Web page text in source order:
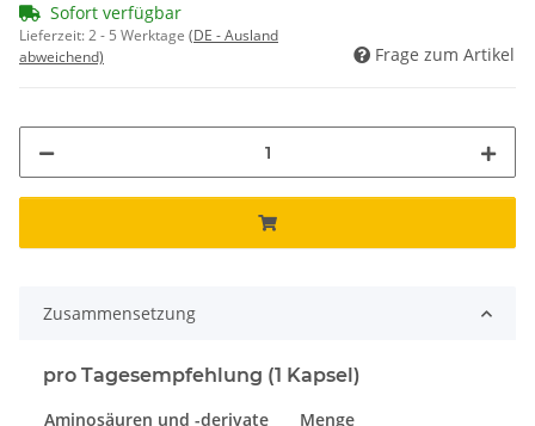
Sofort verfügbar
Lieferzeit:2 - 5 Werktage (DE - Ausland
abweichend)
Frage zum Artikel
Zusammensetzung
pro Tagesempfehlung (1 Kapsel)
Aminosäuren und -derivate
Menge